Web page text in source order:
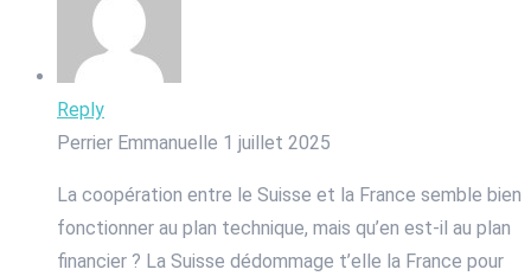
Reply
Perrier Emmanuelle 1 juillet 2025
La coopération entre le Suisse et la France semble bien
fonctionner au plan technique, mais qu’en est-il au plan
financier ? La Suisse dédommage t’elle la France pour